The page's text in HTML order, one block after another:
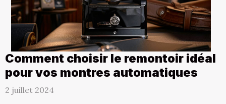
Comment choisir le remontoir idéal
pour vos montres automatiques
2 juillet 2024